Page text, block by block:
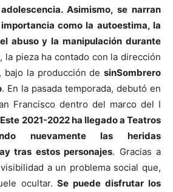
Asimismo, se narran
como la autoestima, la
abuso y la manipulación durante
la pieza ha contado con la dirección
, bajo la producción desinSombrero
. En la pasada temporada, debutó en
Francisco dentro del marco del I
Este 2021-2022 ha llegado a Teatros
nuevamente las heridas
tras estos personajes. Gracias a
a un problema social que,
ocultar.Se puede disfrutar los